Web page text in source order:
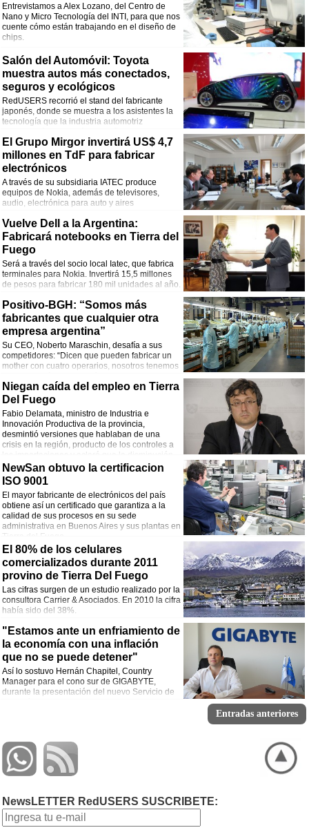
Entrevistamos a Alex Lozano, del Centro de
Nano y Micro Tecnología del INTI, para que nos
cuente cómo están trabajando en el diseño de
chips.
Salón del Automóvil: Toyota
muestra autos más conectados,
seguros y ecológicos
RedUSERS recorrió el stand del fabricante
japonés, donde se muestra a los asistentes la
tecnología que la industria automotriz
El Grupo Mirgor invertirá US$ 4,7
millones en TdF para fabricar
electrónicos
A través de su subsidiaria IATEC produce
equipos de Nokia, además de televisores,
audio, electrónica para auto y aires
Vuelve Dell a la Argentina:
Fabricará notebooks en Tierra del
Fuego
Será a través del socio local Iatec, que fabrica
terminales para Nokia. Invertirá 15,5 millones
de pesos para fabricar 180 mil unidades al año.
Positivo-BGH: “Somos más
fabricantes que cualquier otra
empresa argentina”
Su CEO, Noberto Maraschin, desafía a sus
competidores: “Dicen que pueden fabricar un
mother con cuatro operarios, nosotros tenemos
el principal fabricante local y adelanta los nuevos desafíos de la empresa.
Niegan caída del empleo en Tierra
Del Fuego
Fabio Delamata, ministro de Industria e
Innovación Productiva de la provincia,
desmintió versiones que hablaban de una
crisis en la región, producto de los controles a
las importaciones y aclaró que la disminución
de empleos se debe a un “factor estacional”.
NewSan obtuvo la certificacion
ISO 9001
El mayor fabricante de electrónicos del país
obtiene así un certificado que garantiza a la
calidad de sus procesos en su sede
administrativa en Buenos Aires y sus plantas en
Tierra del Fuego.
El 80% de los celulares
comercializados durante 2011
provino de Tierra Del Fuego
Las cifras surgen de un estudio realizado por la
consultora Carrier & Asociados. En 2010 la cifra
había sido del 38%.
"Estamos ante un enfriamiento de
la economía con una inflación
que no se puede detener"
Así lo sostuvo Hernán Chapitel, Country
Manager para el cono sur de GIGABYTE,
durante la presentación del nuevo Servicio de
Entradas anteriores
NewsLETTER RedUSERS SUSCRIBETE: